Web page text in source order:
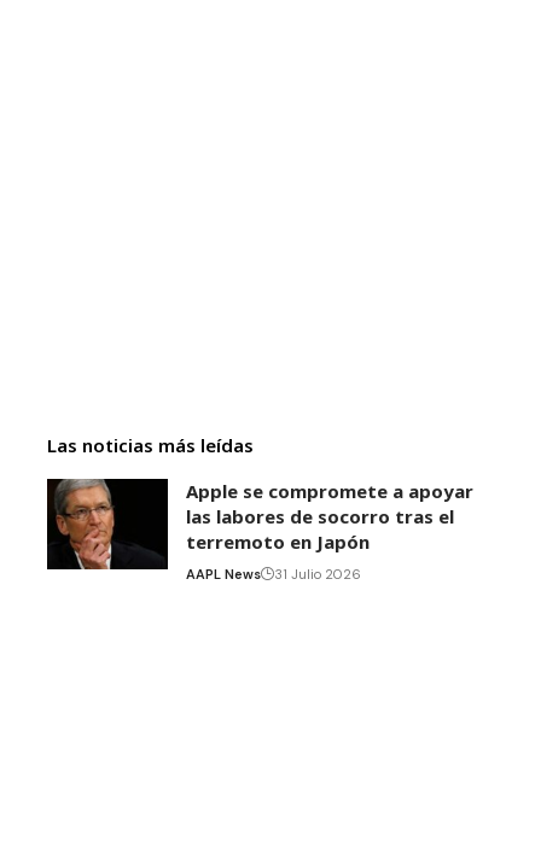
Las noticias más leídas
Apple se compromete a apoyar
las labores de socorro tras el
terremoto en Japón
AAPL News 31 Julio 2026